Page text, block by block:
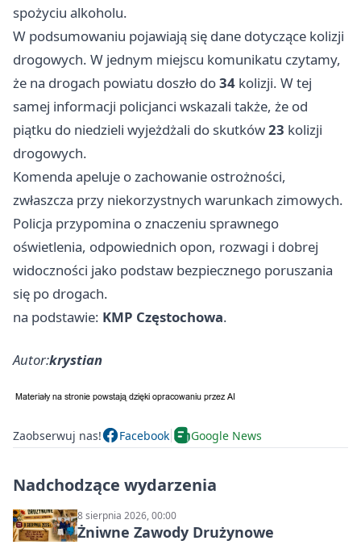
spożyciu alkoholu.
W podsumowaniu pojawiają się dane dotyczące kolizji
drogowych. W jednym miejscu komunikatu czytamy,
że na drogach powiatu doszło do34 kolizji. W tej
samej informacji policjanci wskazali także, że od
piątku do niedzieli wyjeżdżali do skutków23 kolizji
drogowych.
Komenda apeluje o zachowanie ostrożności,
zwłaszcza przy niekorzystnych warunkach zimowych.
Policja przypomina o znaczeniu sprawnego
oświetlenia, odpowiednich opon, rozwagi i dobrej
widoczności jako podstaw bezpiecznego poruszania
się po drogach.
na podstawie: KMP Częstochowa.
Autor:krystian
Zaobserwuj nas! Facebook Google News
Nadchodzące wydarzenia
8 sierpnia 2026, 00:00
Żniwne Zawody Drużynowe